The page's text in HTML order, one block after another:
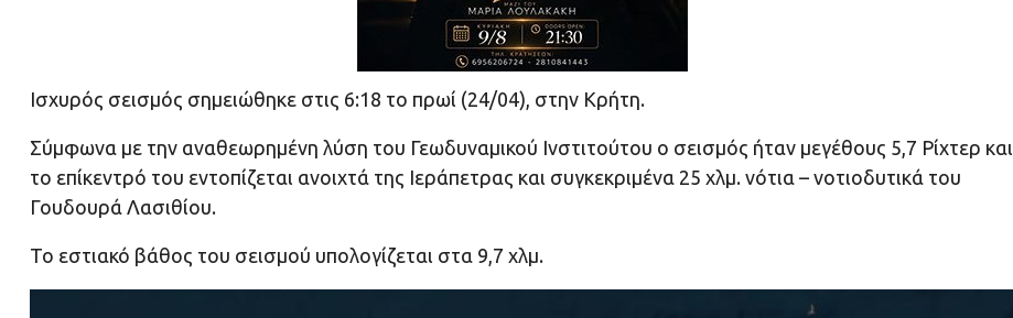
Ισχυρός σεισμός σημειώθηκε στις 6:18 το πρωί (24/04), στην Κρήτη.
Σύμφωνα με την αναθεωρημένη λύση του Γεωδυναμικού Ινστιτούτου ο σεισμός ήταν μεγέθους 5,7 Ρίχτερ και
το επίκεντρό του εντοπίζεται ανοιχτά της Ιεράπετρας και συγκεκριμένα 25 χλμ. νότια – νοτιοδυτικά του
Γουδουρά Λασιθίου.
Το εστιακό βάθος του σεισμού υπολογίζεται στα 9,7 χλμ.